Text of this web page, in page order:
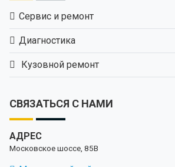
Сервис и ремонт
Диагностика
Кузовной ремонт
СВЯЗАТЬСЯ С НАМИ
АДРЕС
Московское шоссе, 85В